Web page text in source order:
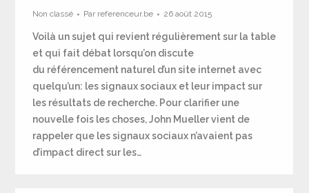
Non classé Par referenceur.be 26 août 2015
Voilà un sujet qui revient régulièrement sur la table
et qui fait débat lorsqu’on discute
du référencement naturel d’un site internet avec
quelqu’un: les signaux sociaux et leur impact sur
les résultats de recherche. Pour clarifier une
nouvelle fois les choses, John Mueller vient de
rappeler que les signaux sociaux n’avaient pas
d’impact direct sur les…